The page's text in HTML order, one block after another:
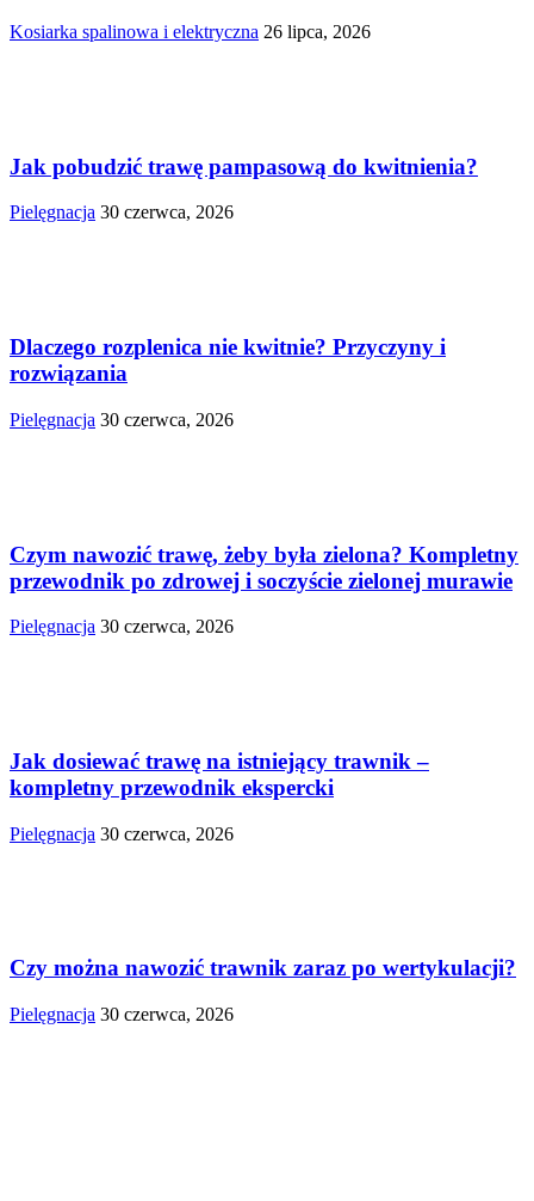
Kosiarka spalinowa i elektryczna 26 lipca, 2026
Jak pobudzić trawę pampasową do kwitnienia?
Pielęgnacja 30 czerwca, 2026
Dlaczego rozplenica nie kwitnie? Przyczyny i
rozwiązania
Pielęgnacja 30 czerwca, 2026
Czym nawozić trawę, żeby była zielona? Kompletny
przewodnik po zdrowej i soczyście zielonej murawie
Pielęgnacja 30 czerwca, 2026
Jak dosiewać trawę na istniejący trawnik –
kompletny przewodnik ekspercki
Pielęgnacja 30 czerwca, 2026
Czy można nawozić trawnik zaraz po wertykulacji?
Pielęgnacja 30 czerwca, 2026